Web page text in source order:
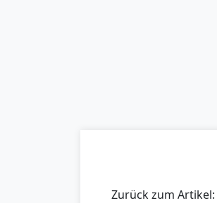
Zurück zum Artikel: